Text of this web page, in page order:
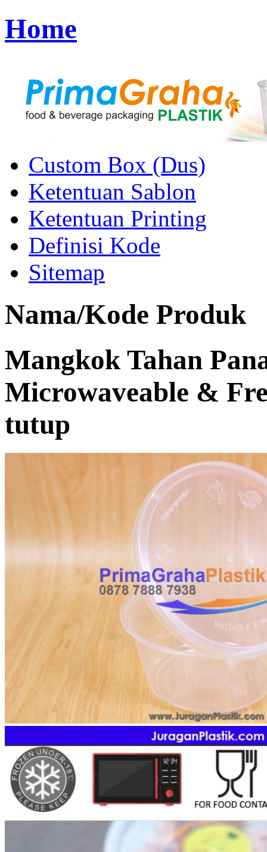
Home
Custom Box (Dus)
Ketentuan Sablon
Ketentuan Printing
Definisi Kode
Sitemap
Nama/Kode Produk
Mangkok Tahan
Microwaveable &
tutup